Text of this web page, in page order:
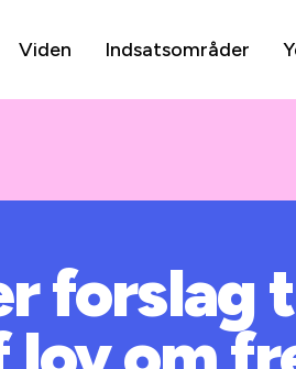
Viden Indsatsområder
forslag